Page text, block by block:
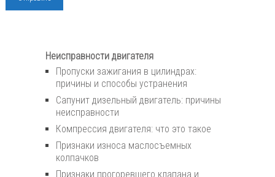
Неисправности двигателя
Пропуски зажигания в цилиндрах:
причины и способы устранения
Сапунит дизельный двигатель: причины
неисправности
Компрессия двигателя: что это такое
Признаки износа маслосъемных
колпачков
Признаки прогоревшего клапана и